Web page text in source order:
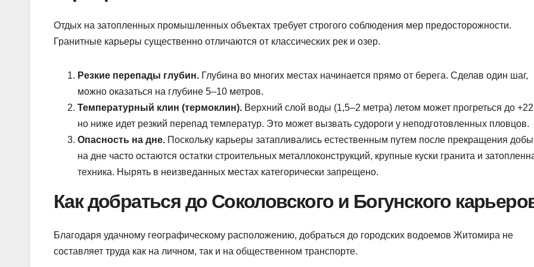
Отдых на затопленных промышленных объектах требует строгого соблюдения мер предосторожности.
Гранитные карьеры существенно отличаются от классических рек и озер.
Резкие перепады глубин. Глубина во многих местах начинается прямо от берега. Сделав один шаг,
можно оказаться на глубине 5–10 метров.
Температурный клин (термоклин). Верхний слой воды (1,5–2 метра) летом может прогреться до +22
но ниже идет резкий перепад температур. Это может вызвать судороги у неподготовленных пловцов.
Опасность на дне. Поскольку карьеры затапливались естественным путем после прекращения
на дне часто остаются остатки строительных металлоконструкций, крупные куски гранита и
техника. Нырять в неизведанных местах категорически запрещено.
Как добраться до Соколовского и Богунского
Благодаря удачному географическому расположению, добраться до городских водоемов Житомира не
составляет труда как на личном, так и на общественном транспорте.